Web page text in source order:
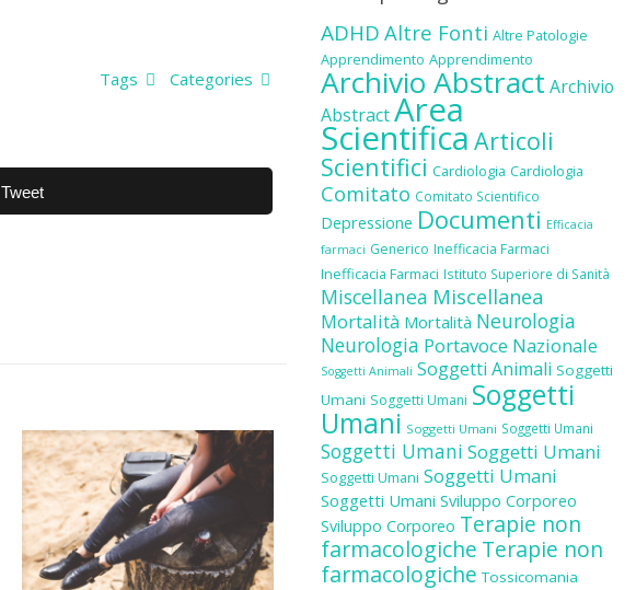
Categories
Tags
Tweet
ADHD Altre Fonti Altre Patologie
Apprendimento Apprendimento
Archivio Abstract Archivio
AbstractArea
Scientifica Articoli
Scientifici Cardiologia Cardiologia
Comitato Comitato Scientifico
Depressione Documenti Efficacia
farmaci Generico Inefficacia Farmaci
Inefficacia Farmaci Istituto Superiore di Sanità
Miscellanea Miscellanea
Mortalità Mortalità Neurologia
Neurologia Portavoce Nazionale
Soggetti Animali Soggetti Animali Soggetti
Umani Soggetti Umani Soggetti
Umani Soggetti Umani Soggetti Umani
Soggetti Umani Soggetti Umani
Soggetti Umani Soggetti Umani
Soggetti Umani Sviluppo Corporeo
Sviluppo Corporeo Terapie non
farmacologiche Terapie non
farmacologiche Tossicomania